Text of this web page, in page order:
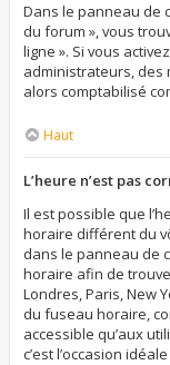
Dans le panneau de
du forum », vous
ligne ». Si vous
administrateurs, des
alors comptabilisé
Haut
L’heure n’est pas
Il est possible que
horaire différent du
dans le panneau de
horaire afin de
Londres, Paris, New
du fuseau horaire,
accessible qu’aux
c’est l’occasion